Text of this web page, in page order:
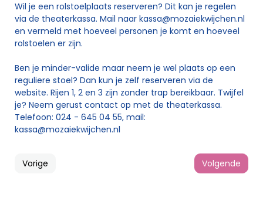
Wil je een rolstoelplaats reserveren? Dit kan je regelen
via de theaterkassa. Mail naar kassa@mozaiekwijchen.nl
en vermeld met hoeveel personen je komt en hoeveel
rolstoelen er zijn.
Ben je minder-valide maar neem je wel plaats op een
reguliere stoel? Dan kun je zelf reserveren via de
website. Rijen 1, 2 en 3 zijn zonder trap bereikbaar. Twijfel
je? Neem gerust contact op met de theaterkassa.
Telefoon: 024 - 645 04 55, mail:
kassa@mozaiekwijchen.nl
Vorige Volgende